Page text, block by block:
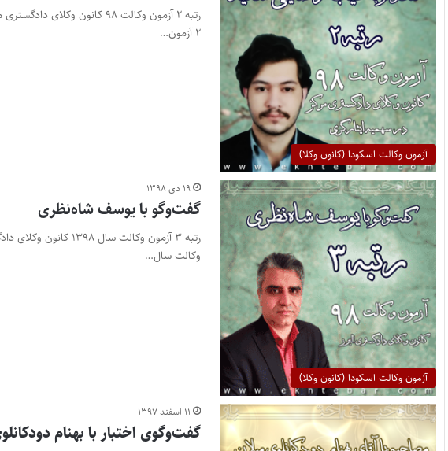
آزمون وکالت اسکودا (کانون وکلا)
رتبه ۲ آزمون وکالت ۹۸
۲ آزمون…
آزمون وکالت اسکودا (کانون وکلا)
۱۹ دی ۱۳۹۸
گفت‌وگو با یوسف شاه‌نظری
وکالت سال…
۱۱ اسفند ۱۳۹۷
گفت‌و‌گوی اختبار با بهنام